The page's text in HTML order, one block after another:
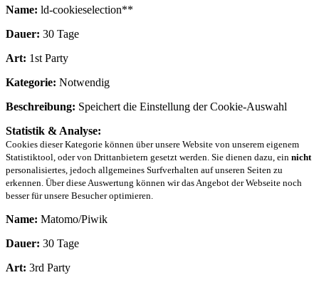
Name: ld-cookieselection**
Dauer: 30 Tage
Art: 1st Party
Kategorie: Notwendig
Beschreibung: Speichert die Einstellung der Cookie-Auswahl
Statistik & Analyse:
Cookies dieser Kategorie können über unsere Website von unserem eigenem
Statistiktool, oder von Drittanbietern gesetzt werden. Sie dienen dazu, ein nicht
personalisiertes, jedoch allgemeines Surfverhalten auf unseren Seiten zu
erkennen. Über diese Auswertung können wir das Angebot der Webseite noch
besser für unsere Besucher optimieren.
Name: Matomo/Piwik
Dauer: 30 Tage
Art: 3rd Party